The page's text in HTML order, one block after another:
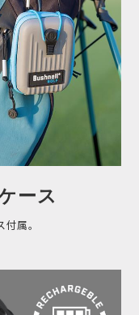
ース
属。